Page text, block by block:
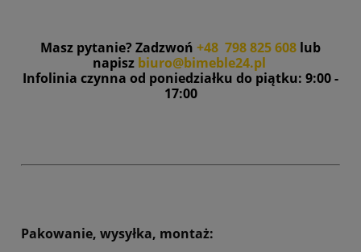
Masz pytanie? Zadzwoń +48 798 825 608 lub
napisz biuro@bimeble24.pl
Infolinia czynna od poniedziałku do piątku: 9:00 -
17:00
Pakowanie, wysyłka, montaż: